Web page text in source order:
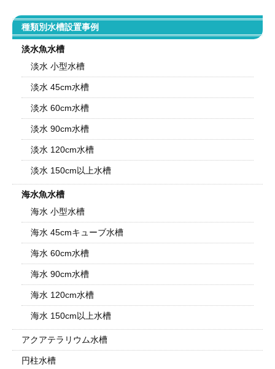
種類別水槽設置事例
淡水魚水槽
淡水 小型水槽
淡水 45cm水槽
淡水 60cm水槽
淡水 90cm水槽
淡水 120cm水槽
淡水 150cm以上水槽
海水魚水槽
海水 小型水槽
海水 45cmキューブ水槽
海水 60cm水槽
海水 90cm水槽
海水 120cm水槽
海水 150cm以上水槽
アクアテラリウム水槽
円柱水槽